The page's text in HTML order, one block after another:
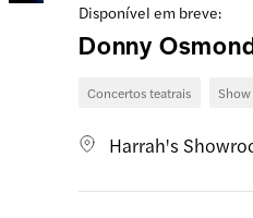
Disponível em breve:
Donny
Concertos teatrais
Harrah's